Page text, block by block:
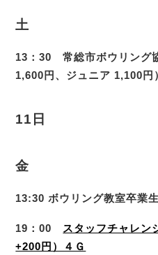
土
13：30 常総市ボウリング
1,600円、ジュニア 1,100円
11日
金
13:30 ボウリング教室卒業
19：00 スタッフチャレ
+200円）４Ｇ